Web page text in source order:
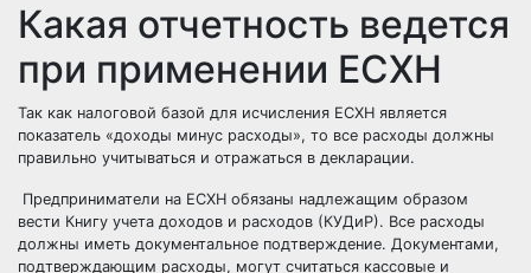
Какая отчетность ведется
при применении ЕСХН
Так как налоговой базой для исчисления ЕСХН является
показатель «доходы минус расходы», то все расходы должны
правильно учитываться и отражаться в декларации.
Предприниматели на ЕСХН обязаны надлежащим образом
вести Книгу учета доходов и расходов (КУДиР). Все расходы
должны иметь документальное подтверждение. Документами,
подтверждающим расходы, могут считаться кассовые и